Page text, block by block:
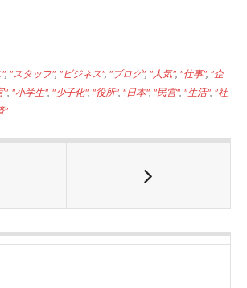
, "スタッフ", "ビジネス", "ブログ", "人気", "仕事", "企
", "小学生", "少子化", "役所", "日本", "民営", "生活", "社
"